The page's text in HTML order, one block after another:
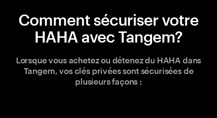
Comment sécuriser votre
HAHA avec Tangem?
Lorsque vous achetez ou détenez du HAHA dans
Tangem, vos clés privées sont sécurisées de
plusieurs façons :